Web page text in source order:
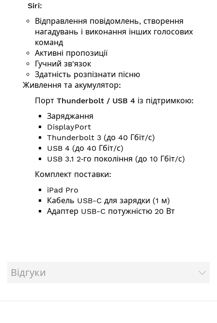
Siri:
Відправлення повідомлень, створення
нагадувань і виконання інших голосових
команд
Активні пропозиції
Гучний зв'язок
Здатність розпізнати пісню
Живлення та акумулятор:
Порт Thunderbolt / USB 4 із підтримкою:
Заряджання
DisplayPort
Thunderbolt 3 (до 40 Гбіт/с)
USB 4 (до 40 Гбіт/с)
USB 3.1 2‑го покоління (до 10 Гбіт/с)
Комплект поставки:
iPad Pro
Кабель USB-C для зарядки (1 м)
Адаптер USB-C потужністю 20 Вт
Відгуки